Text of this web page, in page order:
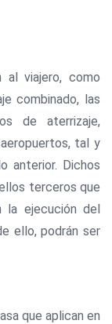
al viajero, como
combinado, las
de aterrizaje,
tal y
anterior. Dichos
terceros que
la ejecución del
ello, podrán ser
que aplican en